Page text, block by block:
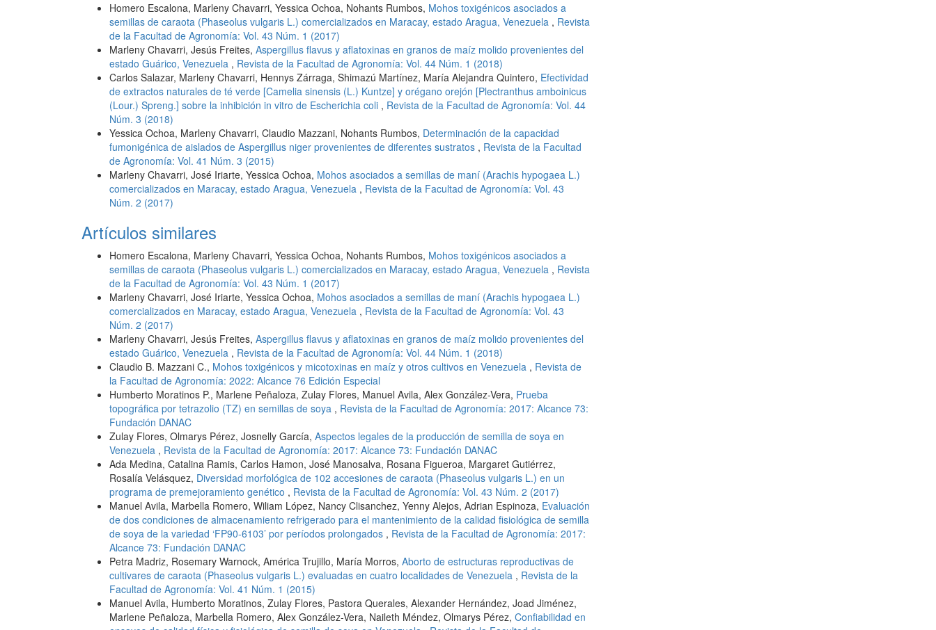
Homero Escalona, Marleny Chavarri, Yessica Ochoa, Nohants Rumbos, Mohos toxigénicos asociados a
semillas de caraota (Phaseolus vulgaris L.) comercializados en Maracay, estado Aragua, Venezuela , Revista
de la Facultad de Agronomía: Vol. 43 Núm. 1 (2017)
Marleny Chavarri, Jesús Freites, Aspergillus flavus y aflatoxinas en granos de maíz molido provenientes del
estado Guárico, Venezuela , Revista de la Facultad de Agronomía: Vol. 44 Núm. 1 (2018)
Carlos Salazar, Marleny Chavarri, Hennys Zárraga, Shimazú Martínez, María Alejandra Quintero, Efectividad
de extractos naturales de té verde [Camelia sinensis (L.) Kuntze] y orégano orejón [Plectranthus amboinicus
(Lour.) Spreng.] sobre la inhibición in vitro de Escherichia coli , Revista de la Facultad de Agronomía: Vol. 44
Núm. 3 (2018)
Yessica Ochoa, Marleny Chavarri, Claudio Mazzani, Nohants Rumbos, Determinación de la capacidad
fumonigénica de aislados de Aspergillus niger provenientes de diferentes sustratos , Revista de la Facultad
de Agronomía: Vol. 41 Núm. 3 (2015)
Marleny Chavarri, José Iriarte, Yessica Ochoa, Mohos asociados a semillas de maní (Arachis hypogaea L.)
comercializados en Maracay, estado Aragua, Venezuela , Revista de la Facultad de Agronomía: Vol. 43
Núm. 2 (2017)
Artículos similares
Homero Escalona, Marleny Chavarri, Yessica Ochoa, Nohants Rumbos, Mohos toxigénicos asociados a
semillas de caraota (Phaseolus vulgaris L.) comercializados en Maracay, estado Aragua, Venezuela , Revista
de la Facultad de Agronomía: Vol. 43 Núm. 1 (2017)
Marleny Chavarri, José Iriarte, Yessica Ochoa, Mohos asociados a semillas de maní (Arachis hypogaea L.)
comercializados en Maracay, estado Aragua, Venezuela , Revista de la Facultad de Agronomía: Vol. 43
Núm. 2 (2017)
Marleny Chavarri, Jesús Freites, Aspergillus flavus y aflatoxinas en granos de maíz molido provenientes del
estado Guárico, Venezuela , Revista de la Facultad de Agronomía: Vol. 44 Núm. 1 (2018)
Claudio B. Mazzani C., Mohos toxigénicos y micotoxinas en maíz y otros cultivos en Venezuela , Revista de
la Facultad de Agronomía: 2022: Alcance 76 Edición Especial
Humberto Moratinos P., Marlene Peñaloza, Zulay Flores, Manuel Avila, Alex González-Vera, Prueba
topográfica por tetrazolio (TZ) en semillas de soya , Revista de la Facultad de Agronomía: 2017: Alcance 73:
Fundación DANAC
Zulay Flores, Olmarys Pérez, Josnelly García, Aspectos legales de la producción de semilla de soya en
Venezuela , Revista de la Facultad de Agronomía: 2017: Alcance 73: Fundación DANAC
Ada Medina, Catalina Ramis, Carlos Hamon, José Manosalva, Rosana Figueroa, Margaret Gutiérrez,
Rosalía Velásquez, Diversidad morfológica de 102 accesiones de caraota (Phaseolus vulgaris L.) en un
programa de premejoramiento genético , Revista de la Facultad de Agronomía: Vol. 43 Núm. 2 (2017)
Manuel Avila, Marbella Romero, Wiliam López, Nancy Clisanchez, Yenny Alejos, Adrian Espinoza, Evaluación
de dos condiciones de almacenamiento refrigerado para el mantenimiento de la calidad fisiológica de semilla
de soya de la variedad ‘FP90-6103’ por períodos prolongados , Revista de la Facultad de Agronomía: 2017:
Alcance 73: Fundación DANAC
Petra Madriz, Rosemary Warnock, América Trujillo, María Morros, Aborto de estructuras reproductivas de
cultivares de caraota (Phaseolus vulgaris L.) evaluadas en cuatro localidades de Venezuela , Revista de la
Facultad de Agronomía: Vol. 41 Núm. 1 (2015)
Manuel Avila, Humberto Moratinos, Zulay Flores, Pastora Querales, Alexander Hernández, Joad Jiménez,
Marlene Peñaloza, Marbella Romero, Alex González-Vera, Naileth Méndez, Olmarys Pérez, Confiabilidad en